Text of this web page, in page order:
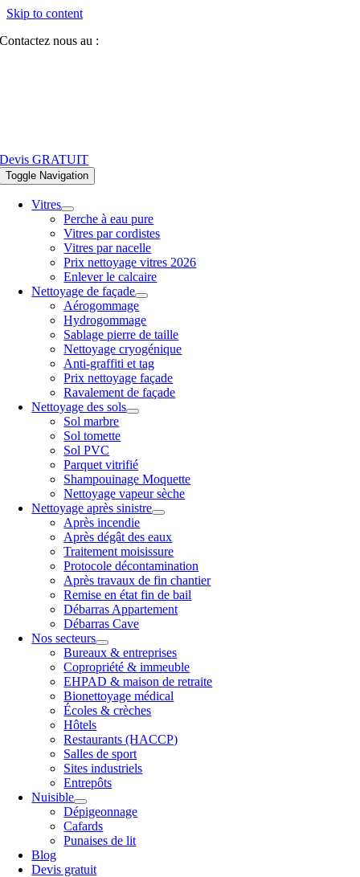
Skip to content
Contactez nous au :
Devis GRATUIT
Toggle Navigation
Vitres
Perche à eau pure
Vitres par cordistes
Vitres par nacelle
Prix nettoyage vitres 2026
Enlever le calcaire
Nettoyage de façade
Aérogommage
Hydrogommage
Sablage pierre de taille
Nettoyage cryogénique
Anti-graffiti et tag
Prix nettoyage façade
Ravalement de façade
Nettoyage des sols
Sol marbre
Sol tomette
Sol PVC
Parquet vitrifié
Shampouinage Moquette
Nettoyage vapeur sèche
Nettoyage après sinistre
Après incendie
Après dégât des eaux
Traitement moisissure
Protocole décontamination
Après travaux de fin chantier
Remise en état fin de bail
Débarras Appartement
Débarras Cave
Nos secteurs
Bureaux & entreprises
Copropriété & immeuble
EHPAD & maison de retraite
Bionettoyage médical
Écoles & crèches
Hôtels
Restaurants (HACCP)
Salles de sport
Sites industriels
Entrepôts
Nuisible
Dépigeonnage
Cafards
Punaises de lit
Blog
Devis gratuit